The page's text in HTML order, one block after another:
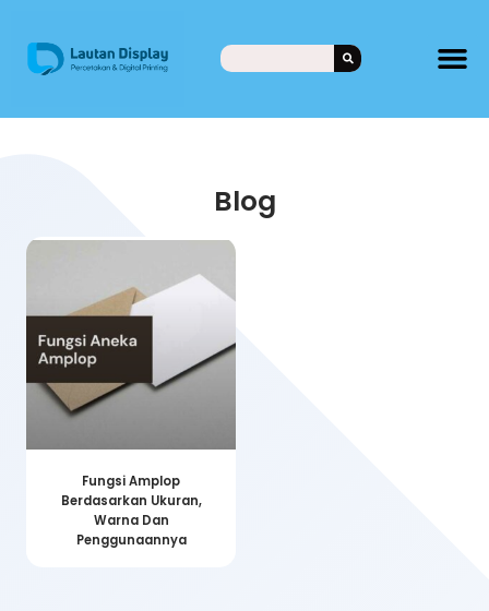
Blog
Fungsi Amplop
Berdasarkan Ukuran,
Warna Dan
Penggunaannya